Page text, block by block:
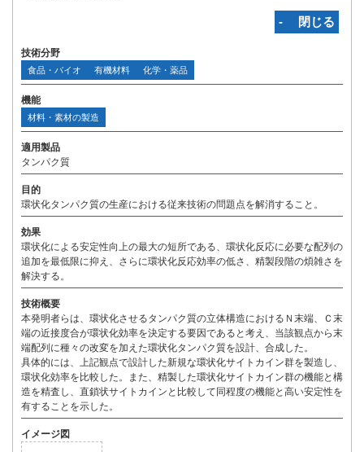
‐ 閉じる
技術分野
食品・バイオ 有機材料 化学・薬品
機能
材料・素材の製造
適用製品
タンパク質
目的
環状化タンパク質の生産における従来技術の問題点を解消すること。
効果
環状化による安定性向上の最大の短所である、環状化反応に必要な配列の
追加を最低限に抑え、さらに環状化反応効率の低さ、精製段階の煩雑さを
解決する。
技術概要
本発明者らは、環状化させるタンパク質の立体構造におけるＮ末端、Ｃ末
端の近接度合が環状化効率を決定する要因であると考え、当該観点から末
端配列に種々の改変を加えた環状化タンパク質を設計、合成した。
具体的には、上記観点で設計した新規な環状化サイトカイン群を製造し、
環状化効率を比較した。また、精製した環状化サイトカイン群の機能と構
造を精査し、直鎖状サイトカインと比較して同程度の機能と高い安定性を
有することを示した。
イメージ図